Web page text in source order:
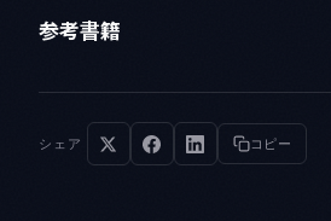
参考書籍
シェア コピー